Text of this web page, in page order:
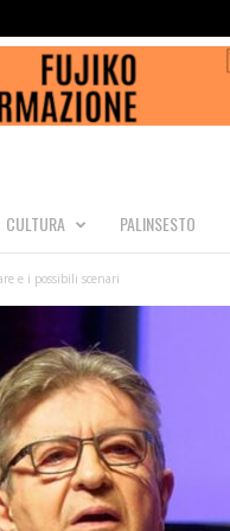
CULTURA PALINSESTO
e i possibili scenari